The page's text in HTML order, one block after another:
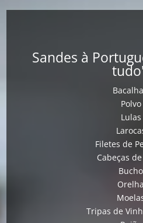
Sandes à
Polvo
Lulas
Filetes de
Cabeças
Bucho
Orelha
Tripas de